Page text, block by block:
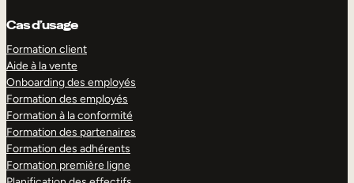
Cas d’usage
Formation client
Aide à la vente
Onboarding des employés
Formation des employés
Formation à la conformité
Formation des partenaires
Formation des adhérents
Formation première ligne